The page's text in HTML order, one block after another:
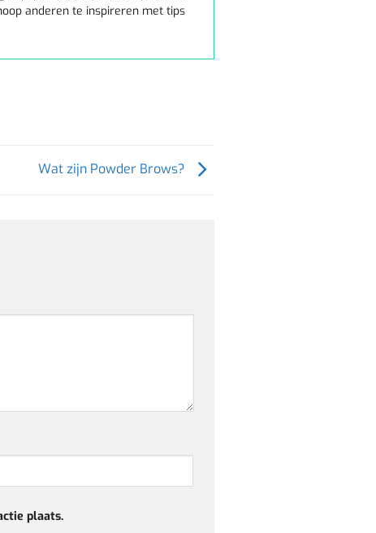
anderen te inspireren met tips
Wat zijn Powder Brows?
plaats.